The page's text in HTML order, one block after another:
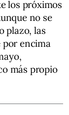
los próximos
no se
plazo, las
encima
más propio